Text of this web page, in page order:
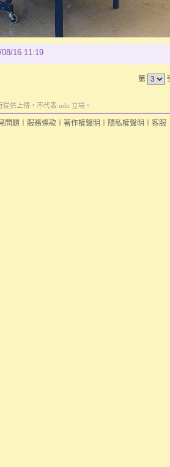
08/16 11:19
第
供上傳，不代表 udn 立場。
問題 服務條款 著作權聲明 隱私權聲明 客服